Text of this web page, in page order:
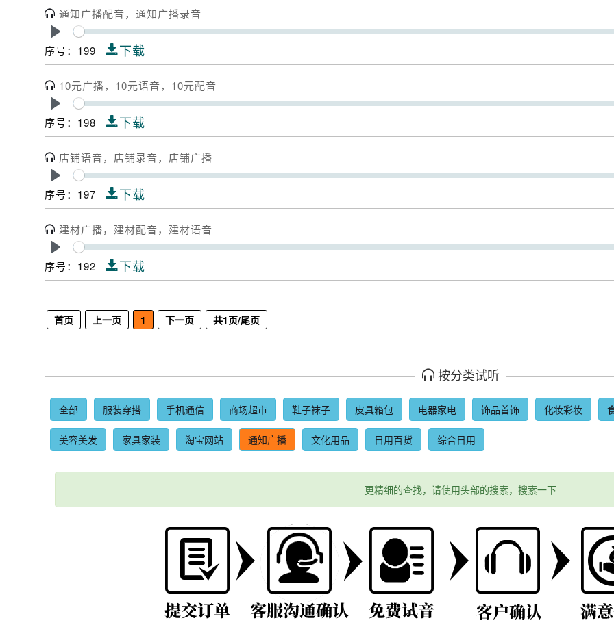
通知广播配音，通知广播录音
Seek
序号：199 下载
10元广播，10元语音，10元配音
Seek
序号：198 下载
店铺语音，店铺录音，店铺广播
Seek
序号：197 下载
建材广播，建材配音，建材语音
Seek
序号：192 下载
首页 上一页 1 下一页 共1页/尾页
按分类试听
全部 服装穿搭 手机通信 商场超市 鞋子袜子 皮具箱包 电器家电 饰品首饰 化妆彩妆
美容美发 家具家装 淘宝网站 通知广播 文化用品 日用百货 综合日用
更精细的查找，请使用头部的搜索，搜索一下